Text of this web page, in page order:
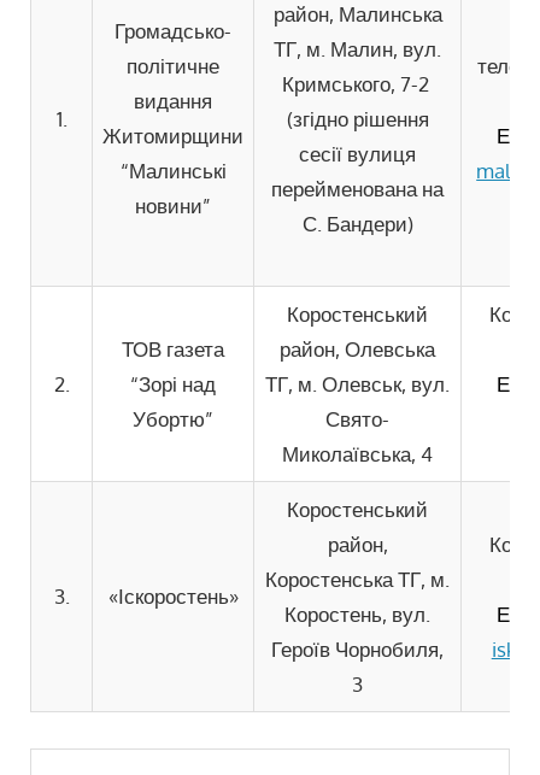
1.
Громадсько-
політичне
видання
Житомирщини
“Малинські
новини”
район, Малинська
ТГ, м. Малин, вул.
Кримського, 7-2
(згідно рішення
сесії вулиця
перейменована на
С. Бандери)
2.
ТОВ газета
“Зорі над
Убортю”
Коростенський
район, Олевська
ТГ, м. Олевськ, вул.
Свято-
Миколаївська, 4
3. «Іскоростень»
Коростенський
район,
Коростенська ТГ, м.
Коростень, вул.
Героїв Чорнобиля,
3